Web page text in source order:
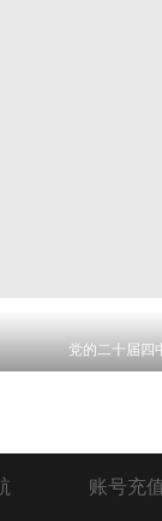
党的二十届四
账号充